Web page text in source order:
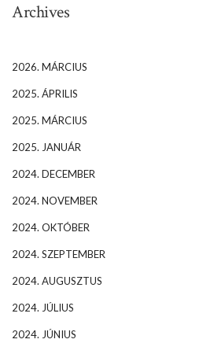
Archives
2026. MÁRCIUS
2025. ÁPRILIS
2025. MÁRCIUS
2025. JANUÁR
2024. DECEMBER
2024. NOVEMBER
2024. OKTÓBER
2024. SZEPTEMBER
2024. AUGUSZTUS
2024. JÚLIUS
2024. JÚNIUS